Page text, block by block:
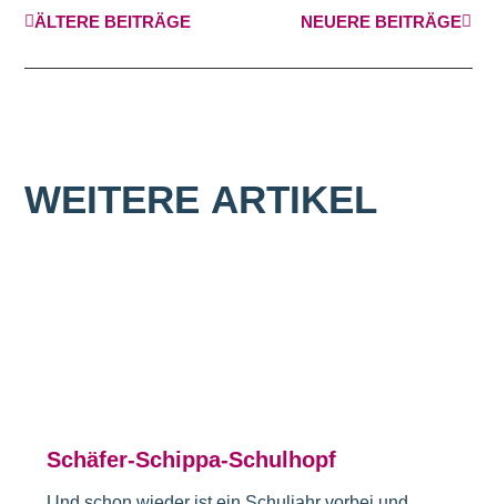
ÄLTERE BEITRÄGE NEUERE BEITRÄGE
WEITERE ARTIKEL
Schäfer-Schippa-Schulhopf